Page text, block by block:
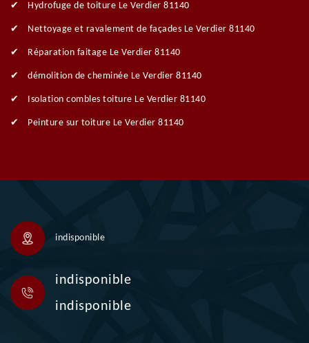
Hydrofuge de toiture Le Verdier 81140
Nettoyage et ravalement de façades Le Verdier 81140
Réparation faitage Le Verdier 81140
démolition de cheminée Le Verdier 81140
Isolation combles toiture Le Verdier 81140
Peinture sur toiture Le Verdier 81140
indisponible
indisponible
indisponible